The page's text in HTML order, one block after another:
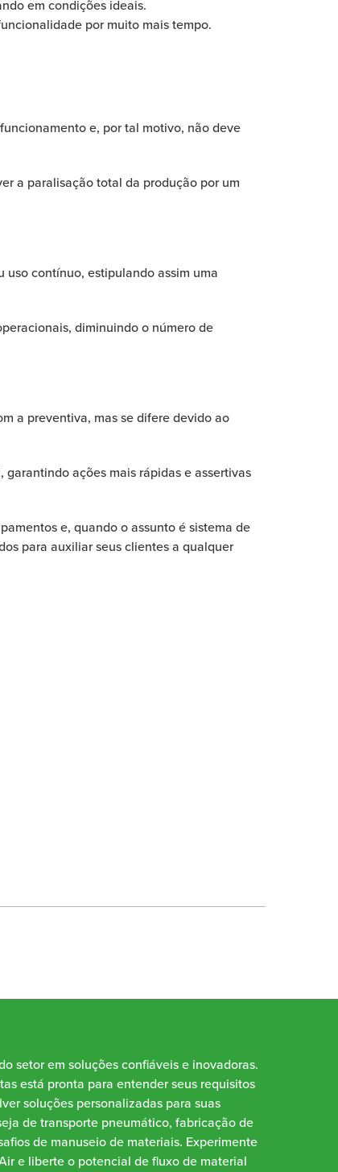
em condições ideais.
por muito mais tempo.
e, por tal motivo, não deve
a paralisação total da produção por um
contínuo, estipulando assim uma
diminuindo o número de
a preventiva, mas se difere devido ao
ações mais rápidas e assertivas
e, quando o assunto é sistema de
para auxiliar seus clientes a qualquer
setor em soluções confiáveis e inovadoras.
está pronta para entender seus requisitos
soluções personalizadas para suas
de transporte pneumático, fabricação de
de manuseio de materiais. Experimente
e liberte o potencial de fluxo de material